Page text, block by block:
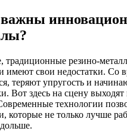
традиционные резино-
имеют свои недостатки. Со
теряют упругость и
Вот здесь на сцену
технологии
которые не только лучше